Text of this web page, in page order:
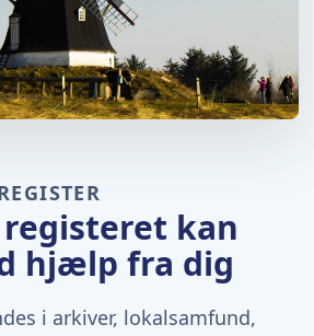
kan
hjælp fra dig
i arkiver, lokalsamfund,